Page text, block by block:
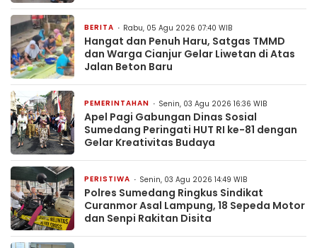
BERITA Rabu, 05 Agu 2026 07:40 WIB
Hangat dan Penuh Haru, Satgas TMMD
dan Warga Cianjur Gelar Liwetan di Atas
Jalan Beton Baru
PEMERINTAHAN Senin, 03 Agu 2026 16:36 WIB
Apel Pagi Gabungan Dinas Sosial
Sumedang Peringati HUT RI ke-81 dengan
Gelar Kreativitas Budaya
PERISTIWA Senin, 03 Agu 2026 14:49 WIB
Polres Sumedang Ringkus Sindikat
Curanmor Asal Lampung, 18 Sepeda Motor
dan Senpi Rakitan Disita